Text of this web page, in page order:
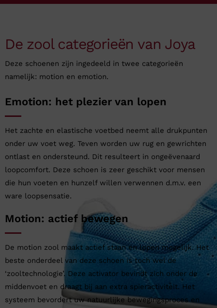
De zool categorieën van Joya
Deze schoenen zijn ingedeeld in twee categorieën
namelijk: motion en emotion.
Emotion: het plezier van lopen
Het zachte en elastische voetbed neemt alle drukpunten
onder uw voet weg. Teven worden uw rug en gewrichten
ontlast en ondersteund. Dit resulteert in ongeëvenaard
loopcomfort. Deze schoen is zeer geschikt voor mensen
die hun voeten en hunzelf willen verwennen d.m.v. een
ware loopsensatie.
Motion: actief bewegen
De motion zool maakt actief staan en lopen mogelijk. Het
beste onderdeel van deze schoen is toch wel de
‘zooltechnologie’. Deze activator bevindt zich onder de
middenvoet en draagt bij aan extra spieractiviteit. Het
systeem bevordert uw natuurlijke bewegingsproces en